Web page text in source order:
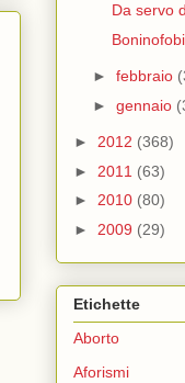
Da servo
► febbraio
► gennaio
► 2012 (368)
► 2011 (63)
► 2010 (80)
► 2009 (29)
Etichette
Aborto
Aforismi